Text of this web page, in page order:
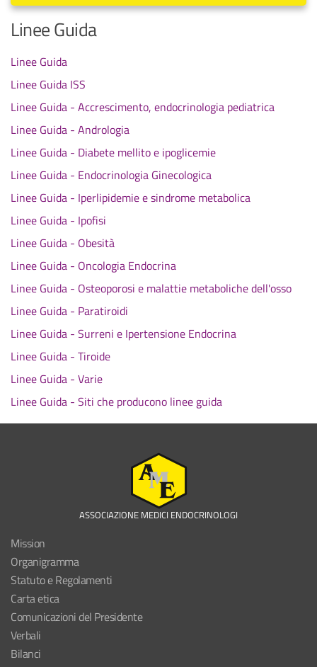
Linee Guida
Linee Guida
Linee Guida ISS
Linee Guida - Accrescimento, endocrinologia pediatrica
Linee Guida - Andrologia
Linee Guida - Diabete mellito e ipoglicemie
Linee Guida - Endocrinologia Ginecologica
Linee Guida - Iperlipidemie e sindrome metabolica
Linee Guida - Ipofisi
Linee Guida - Obesità
Linee Guida - Oncologia Endocrina
Linee Guida - Osteoporosi e malattie metaboliche dell'osso
Linee Guida - Paratiroidi
Linee Guida - Surreni e Ipertensione Endocrina
Linee Guida - Tiroide
Linee Guida - Varie
Linee Guida - Siti che producono linee guida
ASSOCIAZIONE MEDICI ENDOCRINOLOGI
Mission
Organigramma
Statuto e Regolamenti
Carta etica
Comunicazioni del Presidente
Verbali
Bilanci